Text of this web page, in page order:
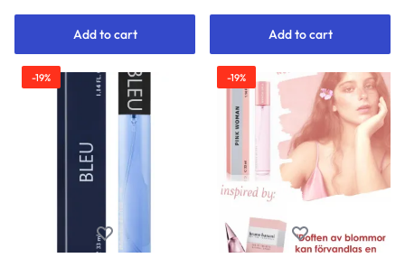
Add to cart Add to cart
-19% -19%